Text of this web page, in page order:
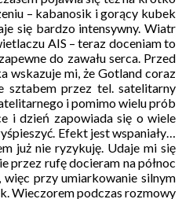
– kabanosik i gorący kubek
się bardzo intensywny. Wiatr
AIS – teraz doceniam to
do zawału serca. Przed
wskazuje mi, że Gotland coraz
sztabem przez tel. satelitarny
i pomimo wielu prób
i dzień zapowiada się o wiele
Efekt jest wspaniały…
już nie ryzykuję. Udaje mi się
przez rufę docieram na północ
więc przy umiarkowanie silnym
Wieczorem podczas rozmowy